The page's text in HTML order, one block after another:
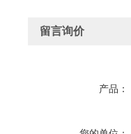
留言询价
产品：